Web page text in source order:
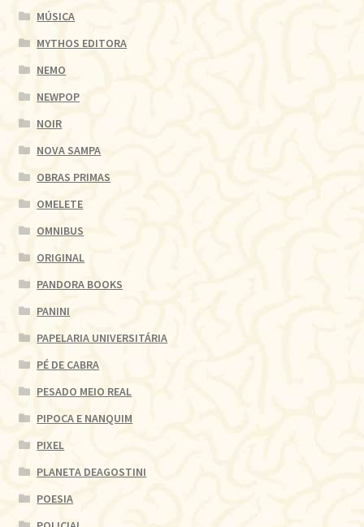
MÚSICA
MYTHOS EDITORA
NEMO
NEWPOP
NOIR
NOVA SAMPA
OBRAS PRIMAS
OMELETE
OMNIBUS
ORIGINAL
PANDORA BOOKS
PANINI
PAPELARIA UNIVERSITÁRIA
PÉ DE CABRA
PESADO MEIO REAL
PIPOCA E NANQUIM
PIXEL
PLANETA DEAGOSTINI
POESIA